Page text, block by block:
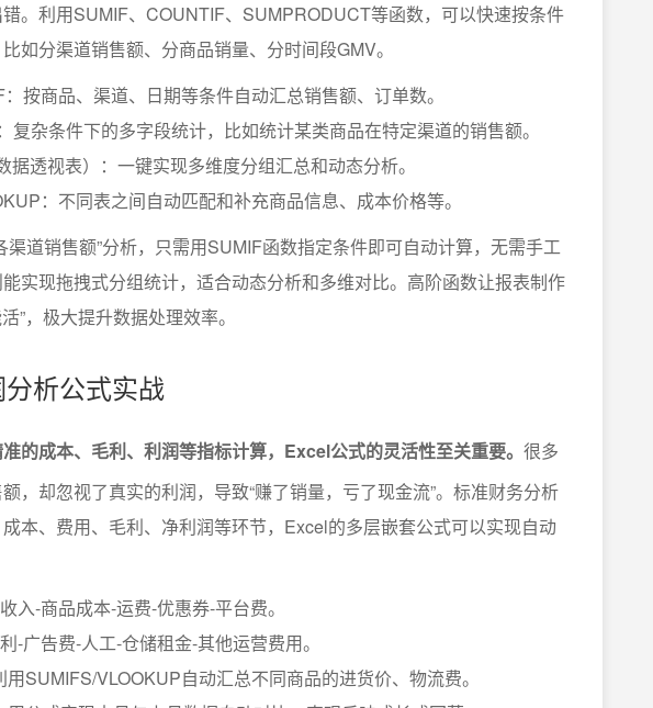
。利用SUMIF、COUNTIF、SUMPRODUCT等函数，可以快速按条件
如分渠道销售额、分商品销量、分时间段GMV。
按商品、渠道、日期等条件自动汇总销售额、订单数。
复杂条件下的多字段统计，比如统计某类商品在特定渠道的销售额。
据透视表）：一键实现多维度分组汇总和动态分析。
：不同表之间自动匹配和补充商品信息、成本价格等。
渠道销售额”分析，只需用SUMIF函数指定条件即可自动计算，无需手工
实现拖拽式分组统计，适合动态分析和多维对比。高阶函数让报表制作
”，极大提升数据处理效率。
析公式实战
的成本、毛利、利润等指标计算，Excel公式的灵活性至关重要。 很多
，却忽视了真实的利润，导致“赚了销量，亏了现金流”。标准财务分析
本、费用、毛利、净利润等环节，Excel的多层嵌套公式可以实现自动
入-商品成本-运费-优惠券-平台费。
-广告费-人工-仓储租金-其他运营费用。
SUMIFS/VLOOKUP自动汇总不同商品的进货价、物流费。